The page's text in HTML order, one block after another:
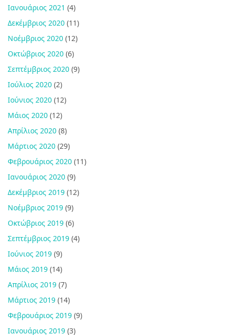
Ιανουάριος 2021 (4)
Δεκέμβριος 2020 (11)
Νοέμβριος 2020 (12)
Οκτώβριος 2020 (6)
Σεπτέμβριος 2020 (9)
Ιούλιος 2020 (2)
Ιούνιος 2020 (12)
Μάιος 2020 (12)
Απρίλιος 2020 (8)
Μάρτιος 2020 (29)
Φεβρουάριος 2020 (11)
Ιανουάριος 2020 (9)
Δεκέμβριος 2019 (12)
Νοέμβριος 2019 (9)
Οκτώβριος 2019 (6)
Σεπτέμβριος 2019 (4)
Ιούνιος 2019 (9)
Μάιος 2019 (14)
Απρίλιος 2019 (7)
Μάρτιος 2019 (14)
Φεβρουάριος 2019 (9)
Ιανουάριος 2019 (3)